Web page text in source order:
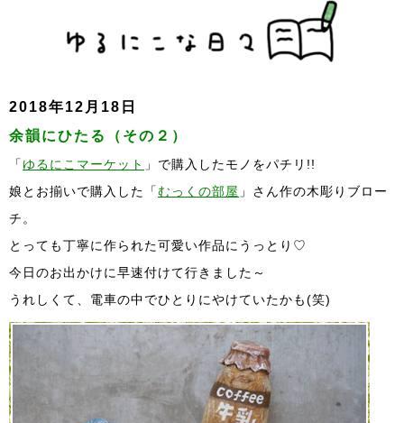
2018年12月18日
余韻にひたる（その２）
「 ゆるにこマーケット 」で購入したモノをパチリ!!
娘とお揃いで購入した「むっくの部屋 」さん作の木彫りブロー
チ。
とっても丁寧に作られた可愛い作品にうっとり♡
今日のお出かけに早速付けて行きました～
うれしくて、電車の中でひとりにやけていたかも(笑)